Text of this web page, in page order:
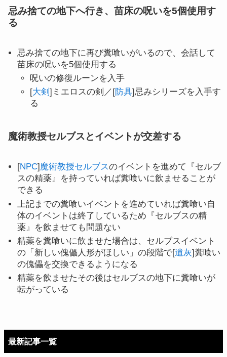
忌み捨ての地下へ行き、苗床の呪いを5個使用す
る
忌み捨ての地下に再び糞喰いがいるので、会話して
苗床の呪いを5個使用する
呪いの修復ルーンを入手
[大剣]ミエロスの剣／[防具]忌みシリーズを入手す
る
魔術教授セルブスとイベントが交差する
[NPC] 魔術教授セルブスのイベントを進めて『セルブ
スの精薬』を持っていれば糞喰いに飲ませることが
できる
上記までの糞喰いイベントを進めていれば糞喰い自
体のイベントは終了しているため『セルブスの精
薬』を飲ませても問題ない
精薬を糞喰いに飲ませた場合は、セルブスイベント
の「新しい傀儡人形がほしい」の段階で[遺灰]糞喰い
の傀儡を交換できるようになる
精薬を飲ませたその後はセルブスの地下に糞喰いが
転がっている
最新記事一覧